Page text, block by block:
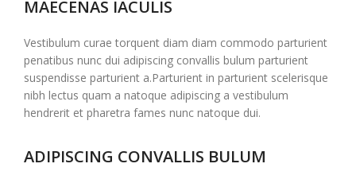
MAECENAS IACULIS
Vestibulum curae torquent diam diam commodo parturient
penatibus nunc dui adipiscing convallis bulum parturient
suspendisse parturient a.Parturient in parturient scelerisque
nibh lectus quam a natoque adipiscing a vestibulum
hendrerit et pharetra fames nunc natoque dui.
ADIPISCING CONVALLIS BULUM